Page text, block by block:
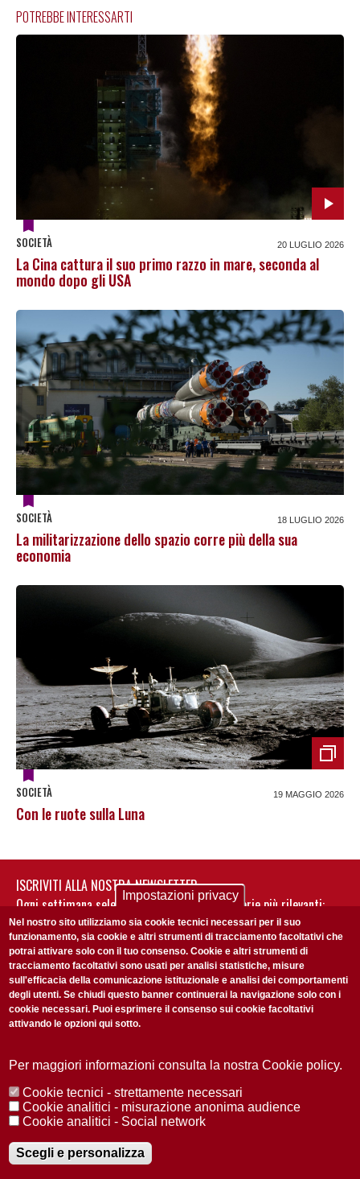
POTREBBE INTERESSARTI
SOCIETÀ 20 LUGLIO 2026
La Cina cattura il suo primo razzo in mare, seconda al
mondo dopo gli USA
SOCIETÀ 18 LUGLIO 2026
La militarizzazione dello spazio corre più della sua
economia
SOCIETÀ 19 MAGGIO 2026
Con le ruote sulla Luna
ISCRIVITI ALLA NOSTRA NEWSLETTER
Ogni settimana selezioniamo per te nostre storie più rilevanti:
non perderti gli aggiornamenti della nostra newsletter
Accetto laPrivacy Policy
Redazione Copyright Privacy
Area stampa
© 2025 Università di Padova
Registrazione presso il Tribunale di Padova n. 2097/2012 del 18 giugno
2012
Impostazioni privacy
Nel nostro sito utilizziamo sia cookie tecnici necessari per il suo
funzionamento, sia cookie e altri strumenti di tracciamento facoltativi che
potrai attivare solo con il tuo consenso. Cookie e altri strumenti di
tracciamento facoltativi sono usati per analisi statistiche, misure
sull'efficacia della comunicazione istituzionale e analisi dei comportamenti
degli utenti. Se chiudi questo banner continuerai la navigazione solo con i
cookie necessari. Puoi esprimere il consenso sui cookie facoltativi
attivando le opzioni qui sotto.
Per maggiori informazioni consulta la nostra Cookie policy.
Cookie tecnici - strettamente necessari
Cookie analitici - misurazione anonima audience
Cookie analitici - Social network
Scegli e personalizza